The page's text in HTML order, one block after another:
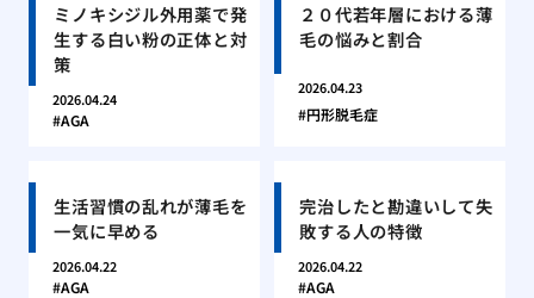
ミノキシジル外用薬で発
生する白い粉の正体と対
策
2026.04.24
AGA
２０代若年層における薄
毛の悩みと割合
2026.04.23
円形脱毛症
生活習慣の乱れが薄毛を
一気に早める
2026.04.22
AGA
完治したと勘違いして失
敗する人の特徴
2026.04.22
AGA